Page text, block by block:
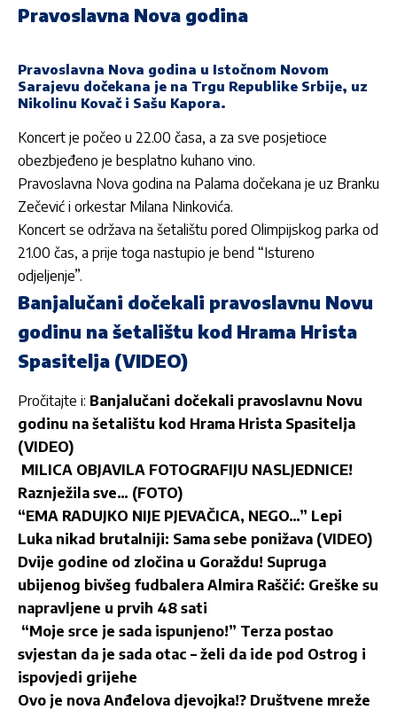
Pravoslavna Nova godina
Pravoslavna Nova godina u Istočnom Novom
Sarajevu dočekana je na Trgu Republike Srbije, uz
Nikolinu Kovač i Sašu Kapora.
Koncert je počeo u 22.00 časa, a za sve posjetioce
obezbjeđeno je besplatno kuhano vino.
Pravoslavna Nova godina na Palama dočekana je uz Branku
Zečević i orkestar Milana Ninkovića.
Koncert se održava na šetalištu pored Olimpijskog parka od
21.00 čas, a prije toga nastupio je bend “Istureno
odjeljenje”.
Banjalučani dočekali pravoslavnu Novu
godinu na šetalištu kod Hrama Hrista
Spasitelja (VIDEO)
Pročitajte i: Banjalučani dočekali pravoslavnu Novu
godinu na šetalištu kod Hrama Hrista Spasitelja
(VIDEO)
MILICA OBJAVILA FOTOGRAFIJU NASLJEDNICE!
Raznježila sve… (FOTO)
“EMA RADUJKO NIJE PJEVAČICA, NEGO…” Lepi
Luka nikad brutalniji: Sama sebe ponižava (VIDEO)
Dvije godine od zločina u Goraždu! Supruga
ubijenog bivšeg fudbalera Almira Raščić: Greške su
napravljene u prvih 48 sati
“Moje srce je sada ispunjeno!” Terza postao
svjestan da je sada otac – želi da ide pod Ostrog i
ispovjedi grijehe
Ovo je nova Anđelova djevojka!? Društvene mreže